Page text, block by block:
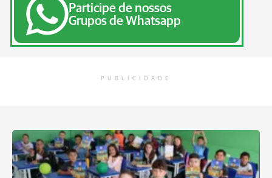
Participe de nossos
Grupos de Whatsapp
PUBLICIDADE